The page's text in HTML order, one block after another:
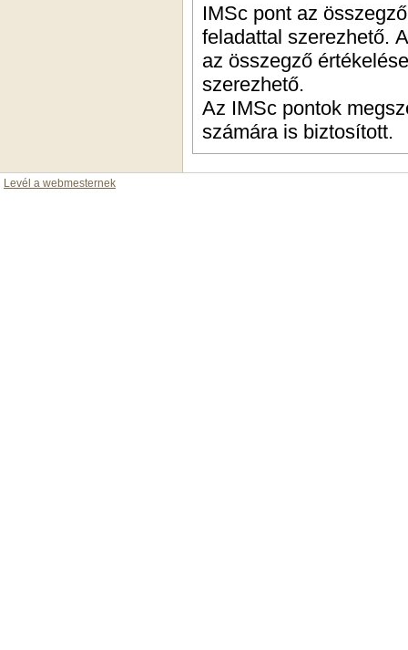
IMSc pont az
feladattal szerezhető.
az összegző
szerezhető.
Az IMSc pontok
számára is biztosított.
Levél a webmesternek